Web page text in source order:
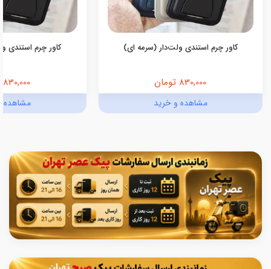
کاور چرم استندی ولت‌دار (سرمه ای)
830,000 تومان
مشاهده و خرید
کاور چرم استندی
830,000 تومان
مشاهده